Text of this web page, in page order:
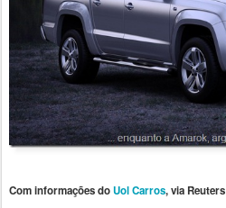
Com informações doUol Carros, via Reuters